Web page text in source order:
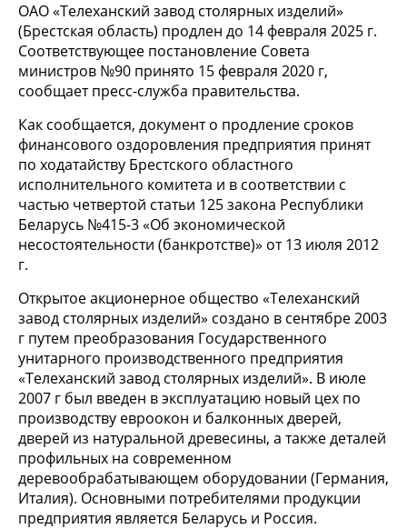
ОАО «Телеханский завод столярных изделий»
(Брестская область) продлен до 14 февраля 2025 г.
Соответствующее постановление Совета
министров №90 принято 15 февраля 2020 г,
сообщает пресс-служба правительства.
Как сообщается, документ о продление сроков
финансового оздоровления предприятия принят
по ходатайству Брестского областного
исполнительного комитета и в соответствии с
частью четвертой статьи 125 закона Республики
Беларусь №415-3 «Об экономической
несостоятельности (банкротстве)» от 13 июля 2012
г.
Открытое акционерное общество «Телеханский
завод столярных изделий» создано в сентябре 2003
г путем преобразования Государственного
унитарного производственного предприятия
«Телеханский завод столярных изделий». В июле
2007 г был введен в эксплуатацию новый цех по
производству евроокон и балконных дверей,
дверей из натуральной древесины, а также деталей
профильных на современном
деревообрабатывающем оборудовании (Германия,
Италия). Основными потребителями продукции
предприятия является Беларусь и Россия.